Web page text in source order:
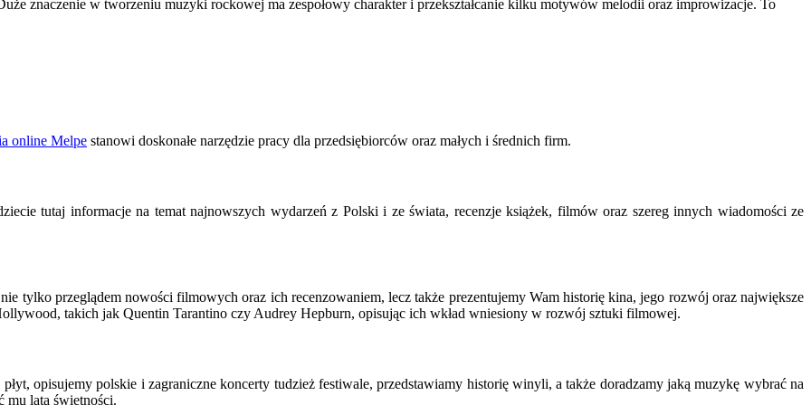
znaczenie w tworzeniu muzyki rockowej ma zespołowy charakter i przekształcanie kilku motywów melodii oraz improwizacje. To
online Melpe stanowi doskonałe narzędzie pracy dla przedsiębiorców oraz małych i średnich firm.
tutaj informacje na temat najnowszych wydarzeń z Polski i ze świata, recenzje książek, filmów oraz szereg innych wiadomości ze
tylko przeglądem nowości filmowych oraz ich recenzowaniem, lecz także prezentujemy Wam historię kina, jego rozwój oraz największe
takich jak Quentin Tarantino czy Audrey Hepburn, opisując ich wkład wniesiony w rozwój sztuki filmowej.
opisujemy polskie i zagraniczne koncerty tudzież festiwale, przedstawiamy historię winyli, a także doradzamy jaką muzykę wybrać na
mu lata świetności.